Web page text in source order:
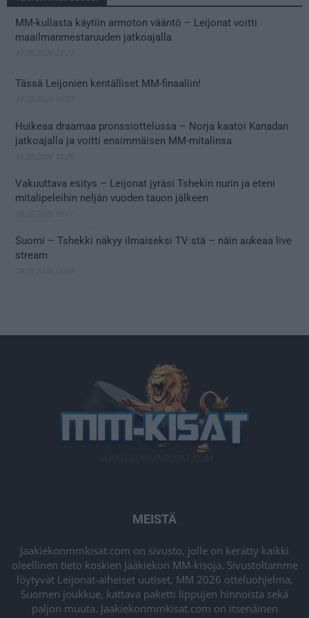
MM-kullasta käytiin armoton vääntö – Leijonat voitti
maailmanmestaruuden jatkoajalla
Tässä Leijonien kentälliset MM-finaaliin!
Huikeaa draamaa pronssiottelussa – Norja kaatoi Kanadan
jatkoajalla ja voitti ensimmäisen MM-mitalinsa
Vakuuttava esitys – Leijonat jyräsi Tshekin nurin ja eteni
mitalipeleihin neljän vuoden tauon jälkeen
Suomi – Tshekki näkyy ilmaiseksi TV:stä – näin aukeaa live
stream
MEISTÄ
Jaakiekonmmkisat.com on sivusto, jolle on kerätty kaikki
oleellinen tieto koskien Jääkiekon MM-kisoja. Sivustoltamme
löytyvät Leijonat-aiheiset uutiset, MM 2026 otteluohjelma,
Suomen joukkue, kattava paketti lippujen hinnoista sekä
paljon muuta. Jaakiekonmmkisat.com on itsenäinen